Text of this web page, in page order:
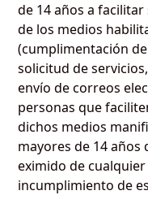
de 14 años a
de los medios
(cumplimentación
solicitud de
envío de correos
personas que
dichos medios
mayores de 14 años
eximido de
incumplimiento de